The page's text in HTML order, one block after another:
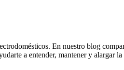
En nuestro blog
a entender, mantener y alargar la